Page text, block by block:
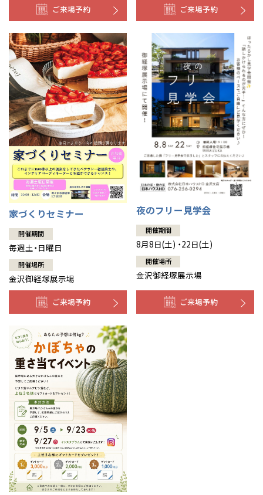
ご来場予約 ご来場予約
家づくりセミナー
開催期間
毎週土・日曜日
開催場所
金沢御経塚展示場
ご来場予約
夜のフリー見学会
開催期間
8月8日(土) ・22日(土)
開催場所
金沢御経塚展示場
ご来場予約